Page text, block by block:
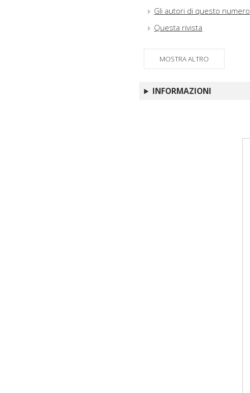
Gli autori di questo numero
Questa rivista
MOSTRA ALTRO
INFORMAZIONI